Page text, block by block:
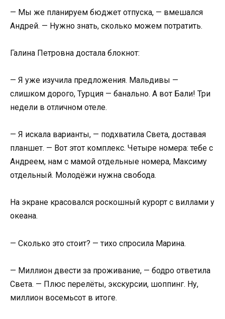
— Мы же планируем бюджет отпуска, — вмешался
Андрей. — Нужно знать, сколько можем потратить.
Галина Петровна достала блокнот:
— Я уже изучила предложения. Мальдивы —
слишком дорого, Турция — банально. А вот Бали! Три
недели в отличном отеле.
— Я искала варианты, — подхватила Света, доставая
планшет. — Вот этот комплекс. Четыре номера: тебе с
Андреем, нам с мамой отдельные номера, Максиму
отдельный. Молодёжи нужна свобода.
На экране красовался роскошный курорт с виллами у
океана.
— Сколько это стоит? — тихо спросила Марина.
— Миллион двести за проживание, — бодро ответила
Света. — Плюс перелёты, экскурсии, шоппинг. Ну,
миллион восемьсот в итоге.